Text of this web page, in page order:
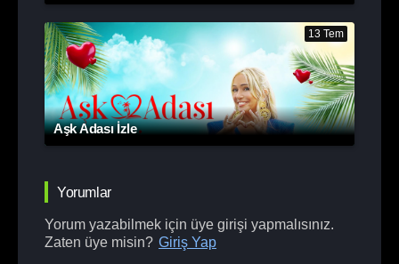
13 Tem
Aşk Adası İzle
Yorumlar
Yorum yazabilmek için üye girişi yapmalısınız.
Zaten üye misin? Giriş Yap